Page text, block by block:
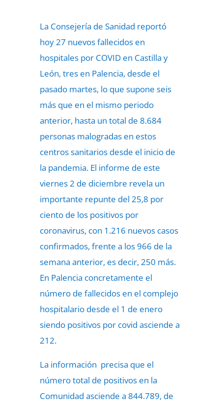
La Consejería de Sanidad reportó
hoy 27 nuevos fallecidos en
hospitales por COVID en Castilla y
León, tres en Palencia, desde el
pasado martes, lo que supone seis
más que en el mismo periodo
anterior, hasta un total de 8.684
personas malogradas en estos
centros sanitarios desde el inicio de
la pandemia. El informe de este
viernes 2 de diciembre revela un
importante repunte del 25,8 por
ciento de los positivos por
coronavirus, con 1.216 nuevos casos
confirmados, frente a los 966 de la
semana anterior, es decir, 250 más.
En Palencia concretamente el
número de fallecidos en el complejo
hospitalario desde el 1 de enero
siendo positivos por covid asciende a
212.
La información precisa que el
número total de positivos en la
Comunidad asciende a 844.789, de